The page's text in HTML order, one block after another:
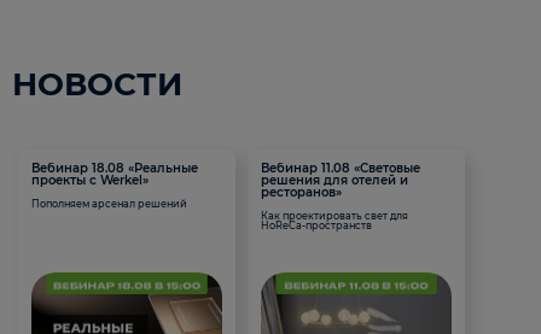
НОВОСТИ
Вебинар 18.08 «Реальные
проекты с Werkel»
Пополняем арсенал решений
Вебинар 11.08 «Световые
решения для отелей и
ресторанов»
Как проектировать свет для
HoReCa-пространств